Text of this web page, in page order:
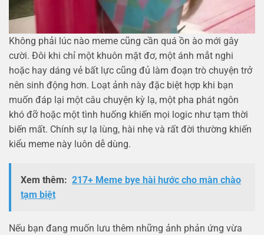
Không phải lúc nào meme cũng cần quá ồn ào mới gây
cười. Đôi khi chỉ một khuôn mặt đơ, một ánh mắt nghi
hoặc hay dáng vẻ bất lực cũng đủ làm đoạn trò chuyện trở
nên sinh động hơn. Loạt ảnh này đặc biệt hợp khi bạn
muốn đáp lại một câu chuyện kỳ lạ, một pha phát ngôn
khó đỡ hoặc một tình huống khiến mọi logic như tạm thời
biến mất. Chính sự lạ lùng, hài nhẹ và rất đời thường khiến
kiểu meme này luôn dễ dùng.
Xem thêm: 217+ Meme bye hài hước cho màn chào
tạm biệt
Nếu bạn đang muốn lưu thêm những ảnh phản ứng vừa